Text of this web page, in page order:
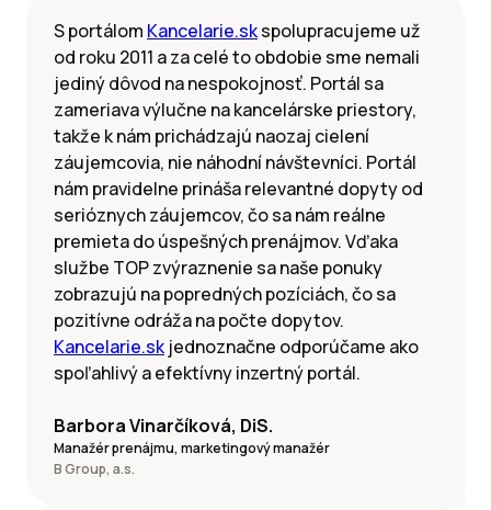
S portálom Kancelarie.skspolupracujeme už
od roku 2011 a za celé to obdobie sme nemali
jediný dôvod na nespokojnosť. Portál sa
zameriava výlučne na kancelárske priestory,
takže k nám prichádzajú naozaj cielení
záujemcovia, nie náhodní návštevníci. Portál
nám pravidelne prináša relevantné dopyty od
serióznych záujemcov, čo sa nám reálne
premieta do úspešných prenájmov. Vďaka
službe TOP zvýraznenie sa naše ponuky
zobrazujú na popredných pozíciách, čo sa
pozitívne odráža na počte dopytov.
Kancelarie.skjednoznačne odporúčame ako
spoľahlivý a efektívny inzertný portál.
Barbora Vinarčíková, DiS.
Manažér prenájmu, marketingový manažér
B Group, a.s.